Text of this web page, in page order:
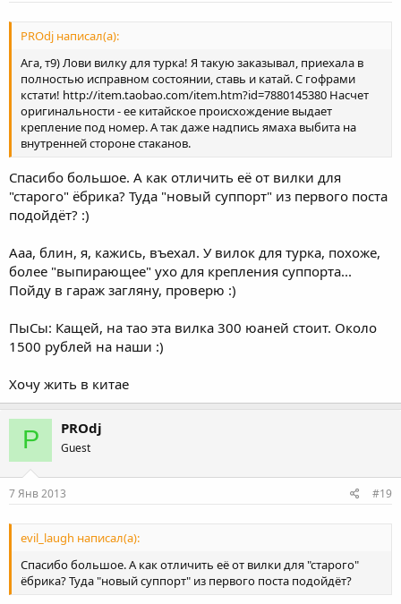
PROdj написал(а):
Ага, т9) Лови вилку для турка! Я такую заказывал, приехала в
полностью исправном состоянии, ставь и катай. С гофрами
кстати! http://item.taobao.com/item.htm?id=7880145380 Насчет
оригинальности - ее китайское происхождение выдает
крепление под номер. А так даже надпись ямаха выбита на
внутренней стороне стаканов.
Спасибо большое. А как отличить её от вилки для
"старого" ёбрика? Туда "новый суппорт" из первого поста
подойдёт? :)
Ааа, блин, я, кажись, въехал. У вилок для турка, похоже,
более "выпирающее" ухо для крепления суппорта...
Пойду в гараж загляну, проверю :)
ПыСы: Кащей, на тао эта вилка 300 юаней стоит. Около
1500 рублей на наши :)
Хочу жить в китае
P PROdj
Guest
7 Янв 2013 #19
evil_laugh написал(а):
Спасибо большое. А как отличить её от вилки для "старого"
ёбрика? Туда "новый суппорт" из первого поста подойдёт?